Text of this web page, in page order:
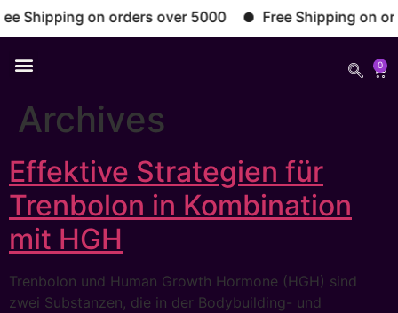
Shipping on orders over 5000 Free Shipping on
0
Archives
Effektive Strategien für
Trenbolon in Kombination
mit HGH
Trenbolon und Human Growth Hormone (HGH) sind
zwei Substanzen, die in der Bodybuilding- und